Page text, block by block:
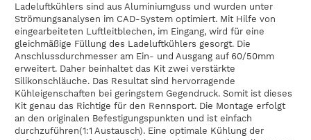
Ladeluftkühlers sind aus Aluminiumguss und wurden unter
Strömungsanalysen im CAD-System optimiert. Mit Hilfe von
eingearbeiteten Luftleitblechen, im Eingang, wird für eine
gleichmäßige Füllung des Ladeluftkühlers gesorgt. Die
Anschlussdurchmesser am Ein- und Ausgang auf 60/50mm
erweitert. Daher beinhaltet das Kit zwei verstärkte
Silikonschläuche. Das Resultat sind hervorragende
Kühleigenschaften bei geringstem Gegendruck. Somit ist dieses
Kit genau das Richtige für den Rennsport. Die Montage erfolgt
an den originalen Befestigungspunkten und ist einfach
durchzuführen(1:1 Austausch). Eine optimale Kühlung der